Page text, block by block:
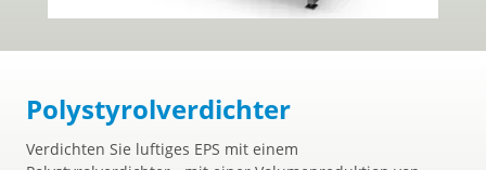
Polystyrolverdichter
Verdichten Sie luftiges EPS mit einem